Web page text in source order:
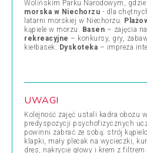
Wolińskim Parku Narodowym,
morska w Niechorzu - dla
latarni morskiej w Niechorzu.
kąpiele w morzu. Basen – zajęcia
rekreacyjne – konkursy, gry,
kiełbasek. Dyskoteka – impreza
UWAGI
Kolejność zajęć ustali kadra obozu
predyspozycji psychofizycznych
powinni zabrać ze sobą: strój
klapki, mały plecak na wycieczki,
dres, nakrycie głowy i krem z